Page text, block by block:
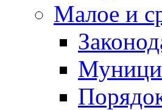
Малое и